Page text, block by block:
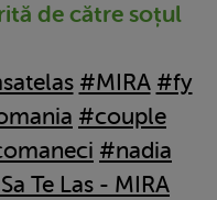
de către soțul
#MIRA #fy
#couple
#nadia
Te Las - MIRA